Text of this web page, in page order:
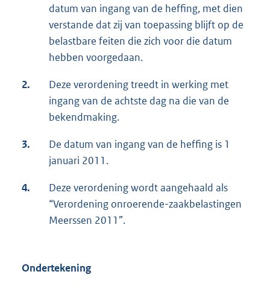
datum van ingang van de heffing, met dien
verstande dat zij van toepassing blijft op de
belastbare feiten die zich voor die datum
hebben voorgedaan.
2.
Deze verordening treedt in werking met
ingang van de achtste dag na die van de
bekendmaking.
3.
De datum van ingang van de heffing is 1
januari 2011.
4.
Deze verordening wordt aangehaald als
“Verordening onroerende-zaakbelastingen
Meerssen 2011”.
Ondertekening